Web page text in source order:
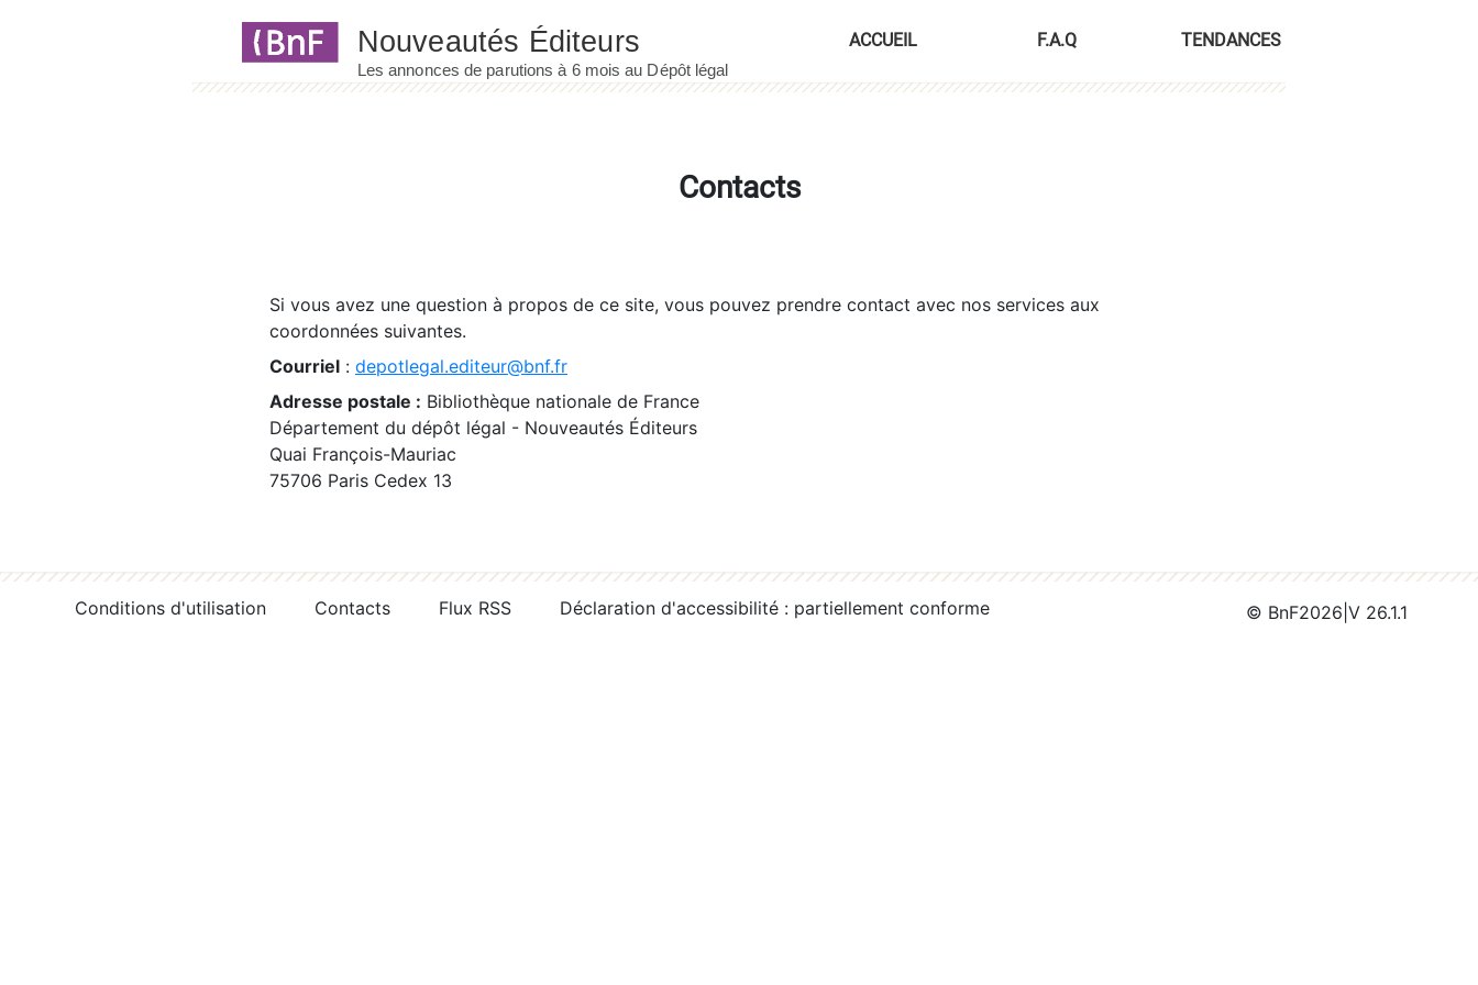
ACCUEIL F.A.Q TENDANCES
Contacts
Si vous avez une question à propos de ce site, vous pouvez prendre contact avec nos services aux
coordonnées suivantes.
Courriel : depotlegal.editeur@bnf.fr
Adresse postale : Bibliothèque nationale de France
Département du dépôt légal - Nouveautés Éditeurs
Quai François-Mauriac
75706 Paris Cedex 13
Conditions d'utilisation Contacts Flux RSS Déclaration d'accessibilité : partiellement conforme © BnF2026 V 26.1.1